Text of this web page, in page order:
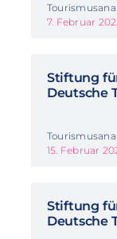
7. Februar
Stiftung
Deutsche
15. Februar
Stiftung
Deutsche